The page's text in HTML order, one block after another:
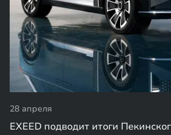
28 апреля
EXEED подводит итоги